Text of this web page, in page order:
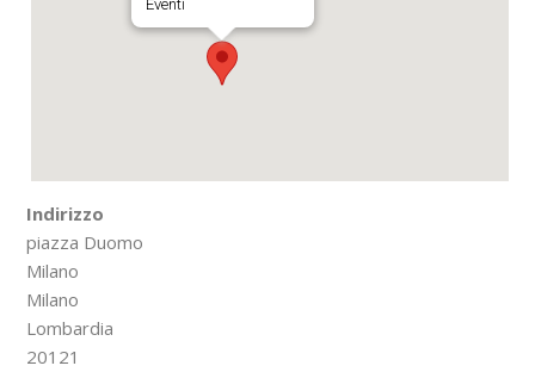
Eventi
Indirizzo
piazza Duomo
Milano
Milano
Lombardia
20121